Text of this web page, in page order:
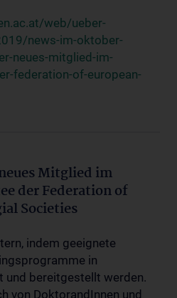
web/ueber-
news-im-oktober-
neues-mitglied-im-
federation-of-european-
Mitglied im
der Federation of
Societies
indem geeignete
in
und bereitgestellt werden.
von DoktorandInnen und